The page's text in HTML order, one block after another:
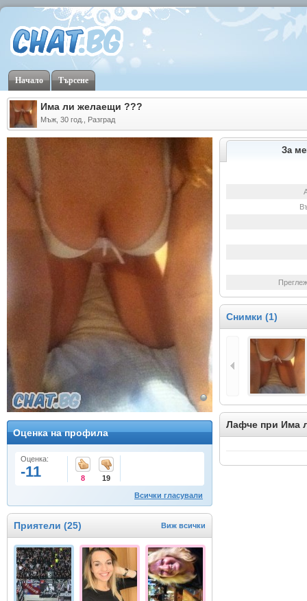
Начало Търсене
Има ли желаещи ???
Мъж, 30 год., Разград
Оценка на профила
Оценка:
-11 8 19
Всички гласували
Приятели (25) Виж всички
За
Снимки (1)
Лафче при Има